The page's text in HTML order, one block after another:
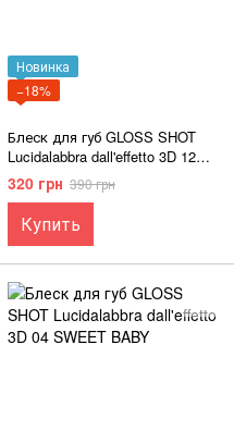
Новинка
−18%
Блеск для губ GLOSS SHOT
Lucidalabbra dall'effetto 3D 12
MOONSTONE
320 грн 390 грн
Купить